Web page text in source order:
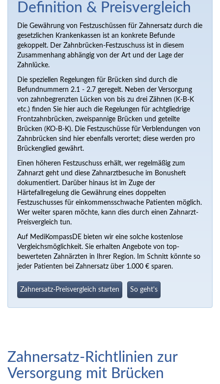
Definition & Preisvergleich
Die Gewährung von Festzuschüssen für Zahnersatz durch die
gesetzlichen Krankenkassen ist an konkrete Befunde
gekoppelt. Der Zahnbrücken-Festzuschuss ist in diesem
Zusammenhang abhängig von der Art und der Lage der
Zahnlücke.
Die speziellen Regelungen für Brücken sind durch die
Befundnummern 2.1 - 2.7 geregelt. Neben der Versorgung
von zahnbegrenzten Lücken von bis zu drei Zähnen (K-B-K
etc.) finden Sie hier auch die Regelungen für achtgliedrige
Frontzahnbrücken, zweispannige Brücken und geteilte
Brücken (KO-B-K). Die Festzuschüsse für Verblendungen von
Zahnbrücken sind hier ebenfalls verortet; diese werden pro
Brückenglied gewährt.
Einen höheren Festzuschuss erhält, wer regelmäßig zum
Zahnarzt geht und diese Zahnarztbesuche im Bonusheft
dokumentiert. Darüber hinaus ist im Zuge der
Härtefallregelung die Gewährung eines doppelten
Festzuschusses für einkommensschwache Patienten möglich.
Wer weiter sparen möchte, kann dies durch einen Zahnarzt-
Preisvergleich tun.
Auf MediKompassDE bieten wir eine solche kostenlose
Vergleichsmöglichkeit. Sie erhalten Angebote von top-
bewerteten Zahnärzten in Ihrer Region. Im Schnitt könnte so
jeder Patienten bei Zahnersatz über 1.000 € sparen.
Zahnersatz-Preisvergleich starten So geht's
Zahnersatz-Richtlinien zur
Versorgung mit Brücken